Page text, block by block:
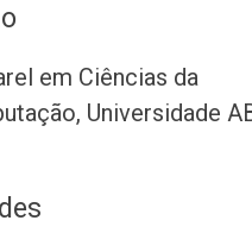
em Ciências da
Universidade